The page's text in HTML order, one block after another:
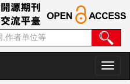
切
换